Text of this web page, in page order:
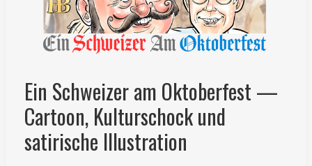
David
Marsden
Ein Schweizer am Oktoberfest —
Cartoon, Kulturschock und
satirische Illustration